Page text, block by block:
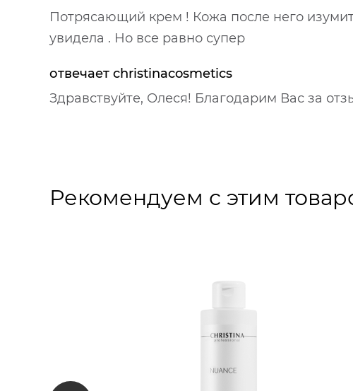
Потрясающий крем ! Кожа после него
увидела . Но все равно супер
отвечает christinacosmetics
Здравствуйте, Олеся! Благодарим Вас за
Рекомендуем с этим